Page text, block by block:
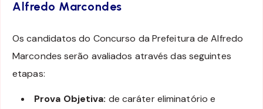
Alfredo Marcondes
Os candidatos do Concurso da Prefeitura de Alfredo
Marcondes serão avaliados através das seguintes
etapas:
Prova Objetiva: de caráter eliminatório e